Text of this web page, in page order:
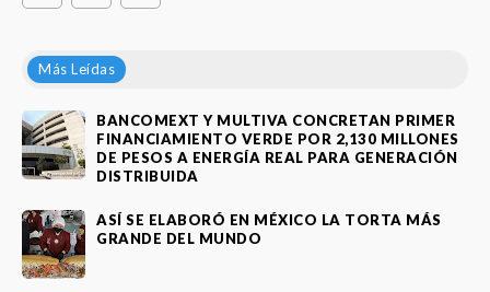
Más Leídas
BANCOMEXT Y MULTIVA CONCRETAN PRIMER
FINANCIAMIENTO VERDE POR 2,130 MILLONES
DE PESOS A ENERGÍA REAL PARA GENERACIÓN
DISTRIBUIDA
ASÍ SE ELABORÓ EN MÉXICO LA TORTA MÁS
GRANDE DEL MUNDO